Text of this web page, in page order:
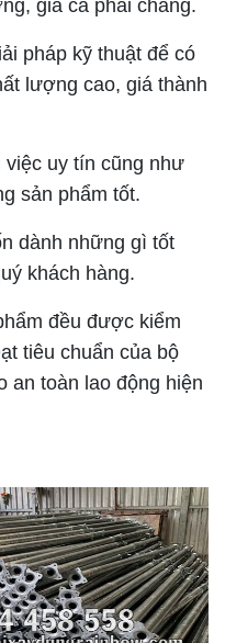
giá cả phải chăng.
pháp kỹ thuật để có
lượng cao, giá thành
uy tín cũng như
sản phẩm tốt.
dành những gì tốt
khách hàng.
đều được kiểm
tiêu chuẩn của bộ
an toàn lao động hiện